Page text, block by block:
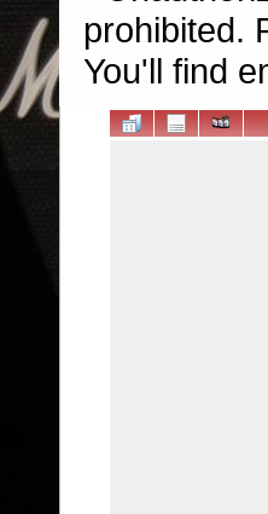
prohibited.
You'll find